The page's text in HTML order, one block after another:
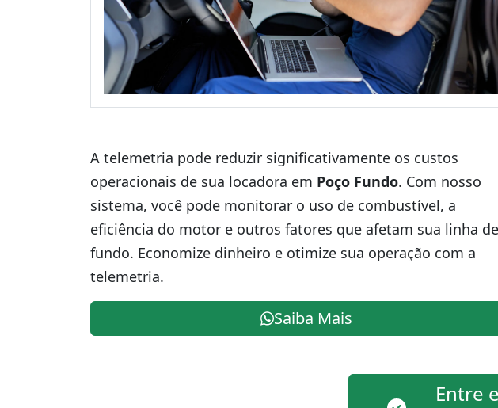
A telemetria pode reduzir significativamente os custos
operacionais de sua locadora em Poço Fundo. Com nosso
sistema, você pode monitorar o uso de combustível, a
eficiência do motor e outros fatores que afetam sua linha de
fundo. Economize dinheiro e otimize sua operação com a
telemetria.
Saiba Mais
Entre